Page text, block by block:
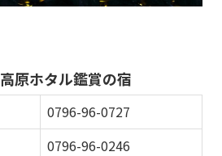
原ホタル鑑賞の宿
0796-96-0727
0796-96-0246